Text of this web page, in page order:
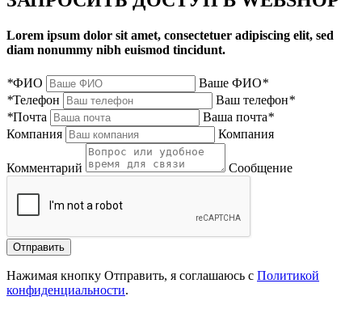
Lorem ipsum dolor sit amet, consectetuer adipiscing elit, sed
diam nonummy nibh euismod tincidunt.
*ФИО Ваше ФИО*
*Телефон Ваш телефон*
*Почта Ваша почта*
Компания
Компания
Комментарий Сообщение
Нажимая кнопку Отправить, я соглашаюсь с Политикой
конфиденциальности.